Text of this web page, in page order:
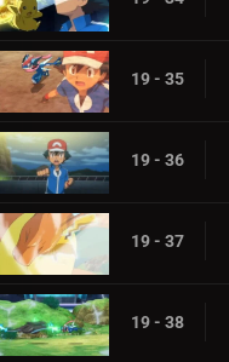
19 - 35
19 - 36
19 - 37
19 - 38